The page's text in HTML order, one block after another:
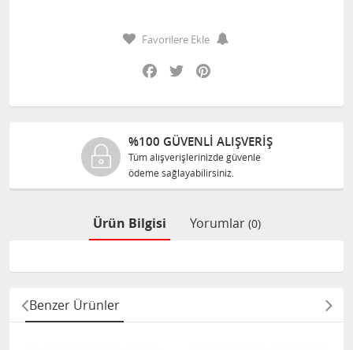
Favorilere Ekle
Facebook
Twitter
%100 GÜVENLİ ALIŞVERİŞ
Tüm alışverişlerinizde güvenle
ödeme sağlayabilirsiniz.
Ürün Bilgisi Yorumlar (0)
Benzer Ürünler